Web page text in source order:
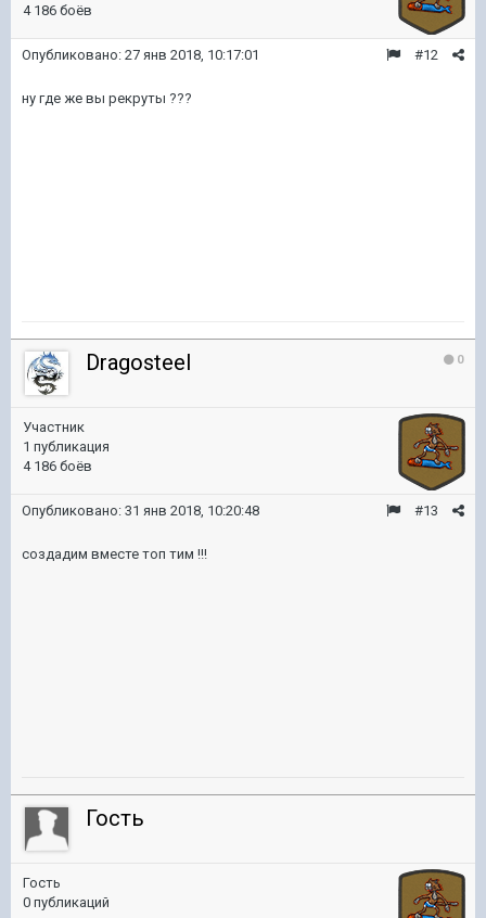
4 186 боёв
#12
Опубликовано: 27 янв 2018, 10:17:01
ну где же вы рекруты ???
0
Dragosteel
Участник
1 публикация
4 186 боёв
#13
Опубликовано: 31 янв 2018, 10:20:48
создадим вместе топ тим !!!
Гость
Гость
0 публикаций